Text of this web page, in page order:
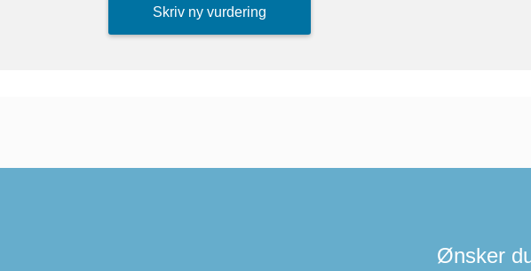
Skriv ny vurdering
Ønsker